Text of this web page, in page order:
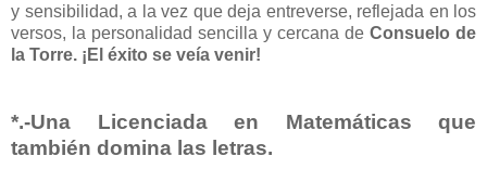
y sensibilidad, a la vez que deja entreverse, reflejada en los
versos, la personalidad sencilla y cercana de Consuelo de
la Torre. ¡El éxito se veía venir!
*.-Una Licenciada en Matemáticas que
también domina las letras.